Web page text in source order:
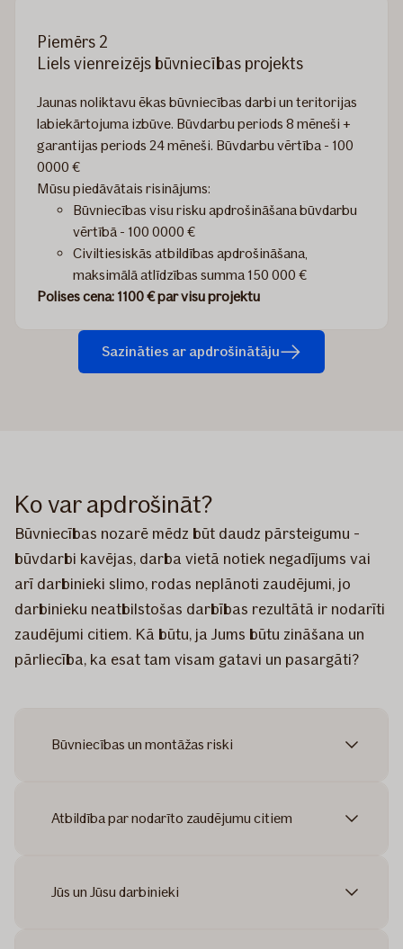
Piemērs 2
Liels vienreizējs būvniecības projekts
Jaunas noliktavu ēkas būvniecības darbi un teritorijas
labiekārtojuma izbūve. Būvdarbu periods 8 mēneši +
garantijas periods 24 mēneši. Būvdarbu vērtība - 100
0000 €
Mūsu piedāvātais risinājums:
Būvniecības visu risku apdrošināšana būvdarbu
vērtībā - 100 0000 €
Civiltiesiskās atbildības apdrošināšana,
maksimālā atlīdzības summa 150 000 €
Polises cena: 1100 € par visu projektu
Sazināties ar apdrošinātāju
Ko var apdrošināt?
Būvniecības nozarē mēdz būt daudz pārsteigumu -
būvdarbi kavējas, darba vietā notiek negadījums vai
arī darbinieki slimo, rodas neplānoti zaudējumi, jo
darbinieku neatbilstošas darbības rezultātā ir nodarīti
zaudējumi citiem. Kā būtu, ja Jums būtu zināšana un
pārliecība, ka esat tam visam gatavi un pasargāti?
Būvniecības un montāžas riski
Atbildība par nodarīto zaudējumu citiem
Jūs un Jūsu darbinieki